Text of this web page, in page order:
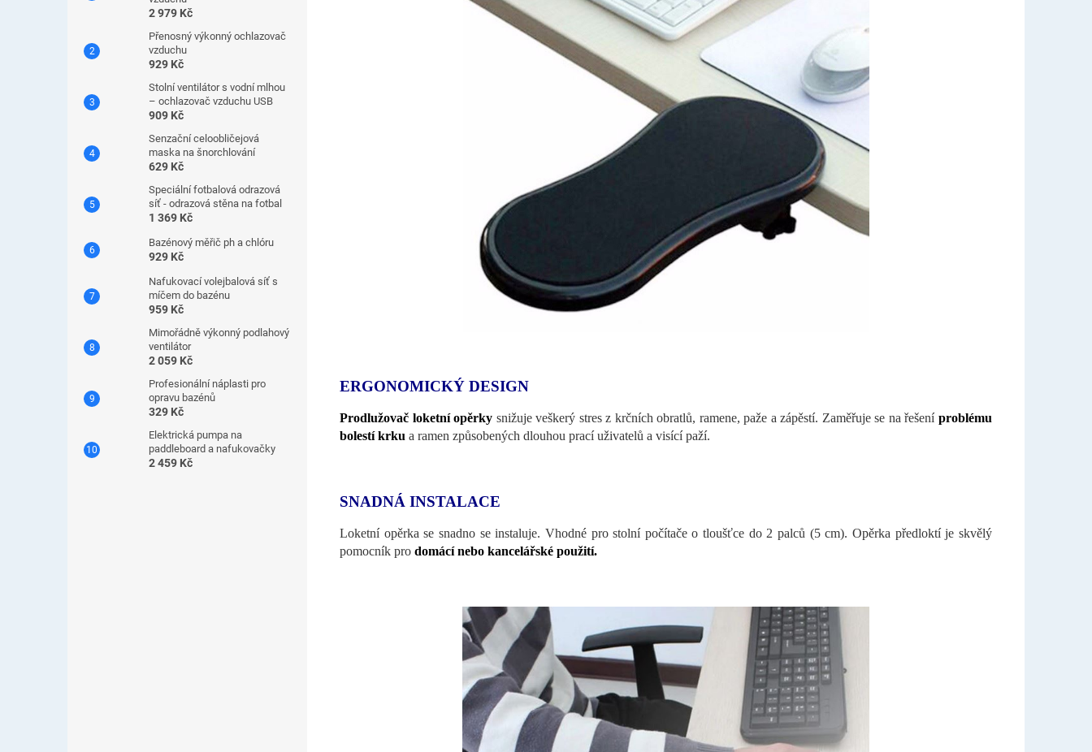
2 979 Kč
Přenosný výkonný ochlazovač
vzduchu
929 Kč
Stolní ventilátor s vodní mlhou
– ochlazovač vzduchu USB
909 Kč
Senzační celoobličejová
maska ​​na šnorchlování
629 Kč
Speciální fotbalová odrazová
síť - odrazová stěna na fotbal
1 369 Kč
Bazénový měřič ph a chlóru
929 Kč
Nafukovací volejbalová síť s
míčem do bazénu
959 Kč
Mimořádně výkonný podlahový
ventilátor
2 059 Kč
Profesionální náplasti pro
opravu bazénů
329 Kč
Elektrická pumpa na
paddleboard a nafukovačky
2 459 Kč
ERGONOMICKÝ DESIGN
Prodlužovač loketní opěrky snižuje veškerý stres z krčních obratlů, ramene, paže a zápěstí. Zaměřuje se na řešeníproblému
bolestí krku a ramen způsobených dlouhou prací uživatelů a visící paží.
SNADNÁ INSTALACE
Loketní opěrka se snadno se instaluje. Vhodné pro stolní počítače o tloušťce do 2 palců (5 cm). Opěrka předloktí je skvělý
pomocník pro domácí nebo kancelářské použití.